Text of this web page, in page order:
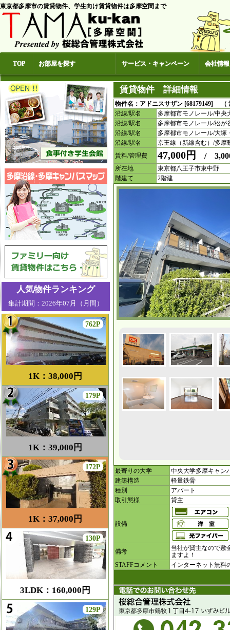
東京都多摩市の賃貸物件、学生向け賃貸物件は多摩空間まで
TOP お部屋を探す サービス・キャンペーン 会社情報
賃貸物件 詳細情報
物件名：アドニスサザン [68179149] （
沿線/駅名
多摩都市モノレール/中央
沿線/駅名
多摩都市モノレール/松が
沿線/駅名
多摩都市モノレール/大塚
沿線/駅名
京王線（新線含む）/多摩
賃料/管理費
47,000円 /
所在地
東京都八王子市東中野
階建て
2階建
最寄りの大学
中央大学多摩キャ
建築構造
軽量鉄骨
種別
アパート
取引態様
貸主
設備
備考
当社が貸主なので敷
ますよ！
STAFFコメント
インターネット無料
人気物件ランキング
集計期間：2026年07月（月間）
1K：38,000円
762P
1K：39,000円
179P
1K：37,000円
172P
3LDK：160,000円
130P
129P